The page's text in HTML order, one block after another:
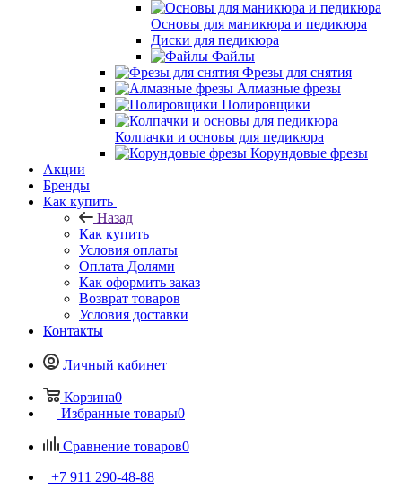
Основы для маникюра и педикюра
Диски для педикюра
Файлы
Фрезы для снятия
Алмазные фрезы
Полировщики
Колпачки и основы для педикюра
Корундовые фрезы
Акции
Бренды
Как купить
Назад
Как купить
Условия оплаты
Оплата Долями
Как оформить заказ
Возврат товаров
Условия доставки
Контакты
Личный кабинет
Корзина0
Избранные товары0
Сравнение товаров0
+7 911 290-48-88